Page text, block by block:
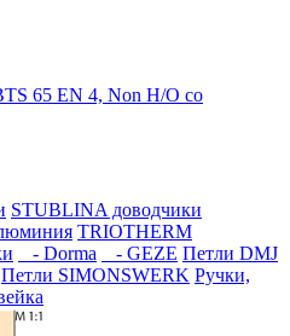
65 EN 4, Non H/O со
STUBLINA доводчики
TRIOTHERM
- Dorma - GEZE Петли DMJ
Петли SIMONSWERK Ручки,